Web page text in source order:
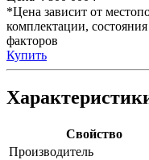
*Цена зависит от
комплектации,
факторов
Купить
Свойство
Производитель